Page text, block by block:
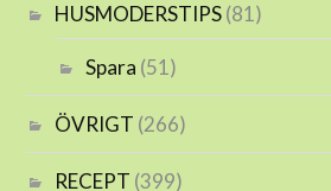
HUSMODERSTIPS(81)
Spara (51)
ÖVRIGT (266)
RECEPT (399)